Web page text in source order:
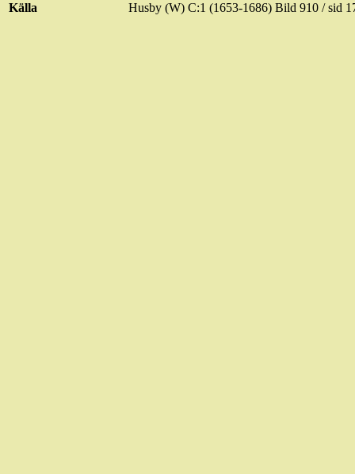
Källa
Husby (W) C:1 (1653-1686) Bild 910 / sid